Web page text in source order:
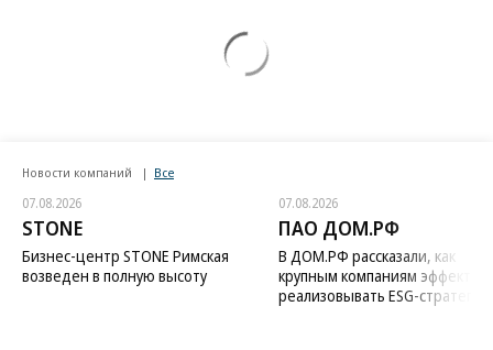
Новости компаний Все
07.08.2026
STONE
Бизнес-центр STONE Римская
возведен в полную высоту
07.08.2026
ПАО ДОМ.РФ
В ДОМ.РФ рассказали, как
крупным компаниям
реализовывать ESG-стратегию